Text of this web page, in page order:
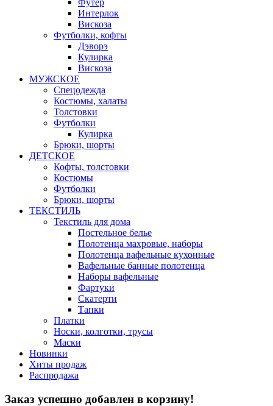
Футер
Интерлок
Вискоза
Футболки, кофты
Дэворэ
Кулирка
Вискоза
МУЖСКОЕ
Спецодежда
Костюмы, халаты
Толстовки
Футболки
Кулирка
Брюки, шорты
ДЕТСКОЕ
Кофты, толстовки
Костюмы
Футболки
Брюки, шорты
ТЕКСТИЛЬ
Текстиль для дома
Постельное белье
Полотенца махровые, наборы
Полотенца вафельные кухонные
Вафельные банные полотенца
Наборы вафельные
Фартуки
Скатерти
Тапки
Платки
Носки, колготки, трусы
Маски
Новинки
Хиты продаж
Распродажа
Заказ успешно добавлен в корзину!